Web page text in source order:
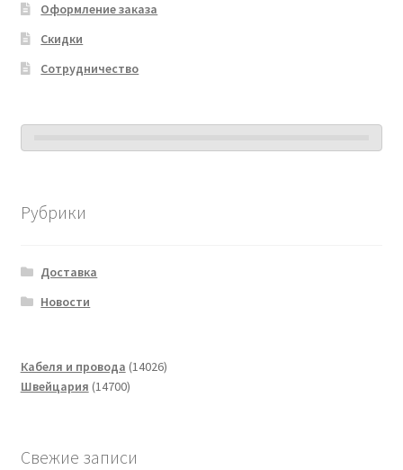
Оформление заказа
Скидки
Сотрудничество
Рубрики
Доставка
Новости
Кабеля и провода 1402614026
Швейцария 1470014700
Свежие записи